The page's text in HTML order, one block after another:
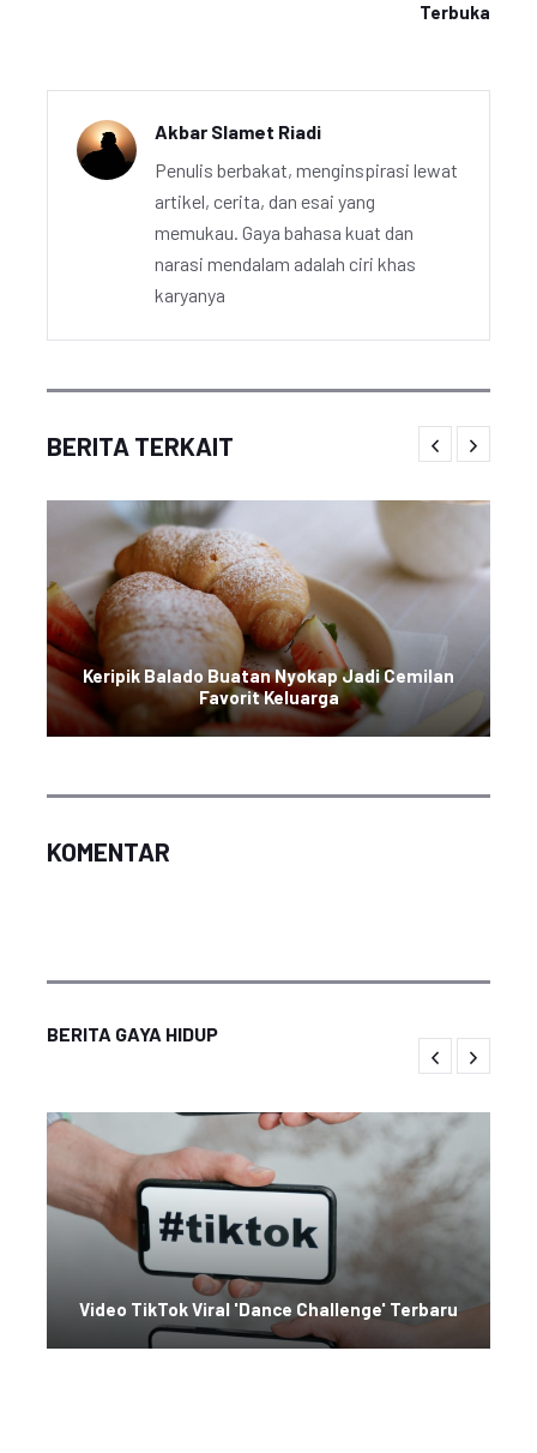
Terbuka
Akbar Slamet Riadi
Penulis berbakat, menginspirasi lewat
artikel, cerita, dan esai yang
memukau. Gaya bahasa kuat dan
narasi mendalam adalah ciri khas
karyanya
BERITA TERKAIT
Keripik Balado Buatan Nyokap Jadi Cemilan
Favorit Keluarga
KOMENTAR
BERITA GAYA HIDUP
Video TikTok Viral 'Dance Challenge' Terbaru